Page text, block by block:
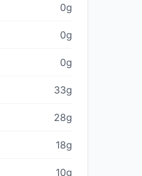
0g
0g
0g
33g
28g
18g
10g